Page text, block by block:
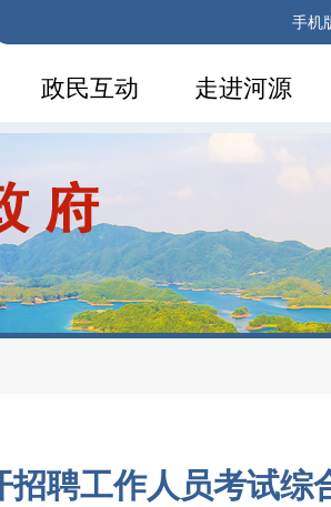
手机
走进河源
政民互动
聘工作人员考试综